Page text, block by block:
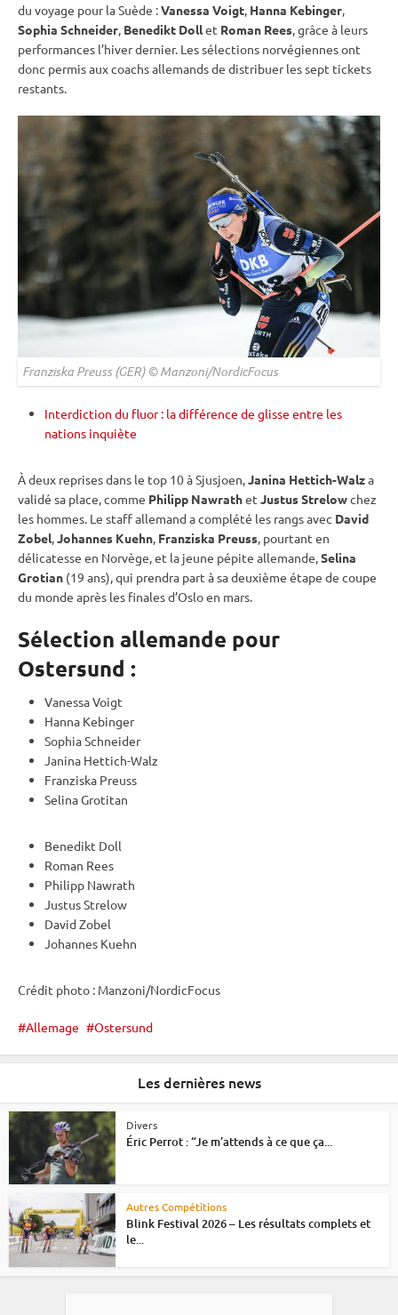
du voyage pour la Suède :Vanessa Voigt, Hanna Kebinger,
Sophia Schneider, Benedikt Dollet Roman Rees, grâce à leurs
performances l’hiver dernier. Les sélections norvégiennes ont
donc permis aux coachs allemands de distribuer les sept tickets
restants.
Franziska Preuss (GER) © Manzoni/NordicFocus
Interdiction du fluor : la différence de glisse entre les
nations inquiète
À deux reprises dans le top 10 à Sjusjoen,Janina Hettich-Walza
validé sa place, comme Philipp Nawrathet Justus Strelowchez
les hommes. Le staff allemand a complété les rangs avec David
Zobel,Johannes Kuehn, Franziska Preuss, pourtant en
délicatesse en Norvège, et la jeune pépite allemande,Selina
Grotian (19 ans), qui prendra part à sa deuxième étape de coupe
du monde après les finales d’Oslo en mars.
Sélection allemande pour
Ostersund :
Vanessa Voigt
Hanna Kebinger
Sophia Schneider
Janina Hettich-Walz
Franziska Preuss
Selina Grotitan
Benedikt Doll
Roman Rees
Philipp Nawrath
Justus Strelow
David Zobel
Johannes Kuehn
Crédit photo : Manzoni/NordicFocus
Allemage Ostersund
Les dernières news
Divers
Éric Perrot : “Je m’attends à ce que ça...
Autres Compétitions
Blink Festival 2026 – Les résultats complets et
le...